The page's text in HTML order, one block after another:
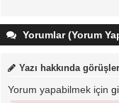
Yorumlar (Yorum
Yazı hakkında
Yorum yapabilmek için